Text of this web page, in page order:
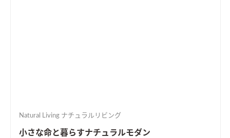
Natural Living ナチュラルリビング
小さな命と暮らすナチュラルモダン